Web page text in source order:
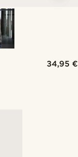
34,95 €